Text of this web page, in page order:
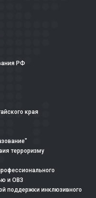
РФ
края
терроризму
и ОВЗ
поддержки инклюзивного